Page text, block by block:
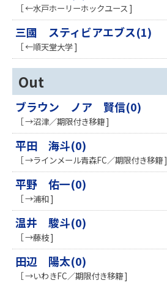
［ ←水戸ホーリーホックユース ]
三國 スティビアエブス(1)
［ ←順天堂大学 ]
Out
ブラウン ノア 賢信(0)
［ →沼津／期限付き移籍 ]
平田 海斗(0)
［ →ラインメール青森FC／期限付き移籍 ]
平野 佑一(0)
［ →浦和 ]
温井 駿斗(0)
［ →藤枝 ]
田辺 陽太(0)
［ →いわきFC／期限付き移籍 ]